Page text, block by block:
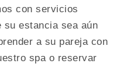
con servicios
su estancia sea aún
a su pareja con
spa o reservar